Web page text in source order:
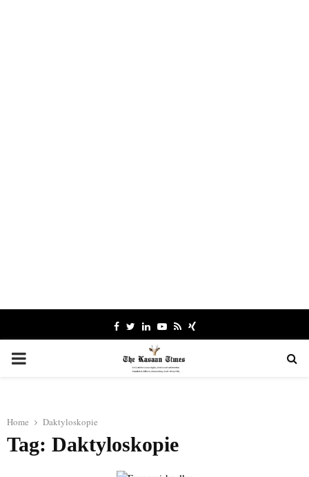
Facebook
TwitterLinkedinYoutube
RssXing
PRIMARY
Home Daktyloskopie
Tag: Daktyloskopie